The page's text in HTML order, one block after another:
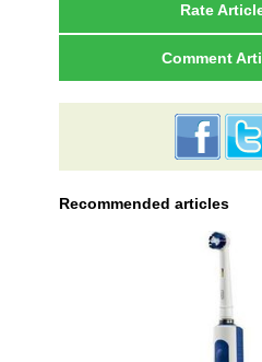
Rate
Comment
Recommended articles